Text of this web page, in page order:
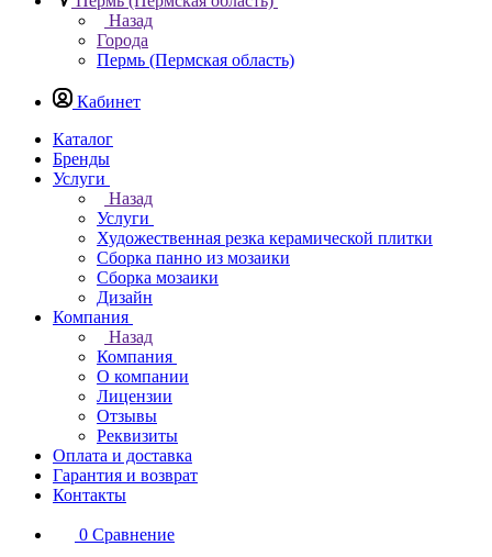
Назад
Города
Пермь (Пермская область)
Кабинет
Каталог
Бренды
Услуги
Назад
Услуги
Художественная резка керамической плитки
Сборка панно из мозаики
Сборка мозаики
Дизайн
Компания
Назад
Компания
О компании
Лицензии
Отзывы
Реквизиты
Оплата и доставка
Гарантия и возврат
Контакты
0 Сравнение